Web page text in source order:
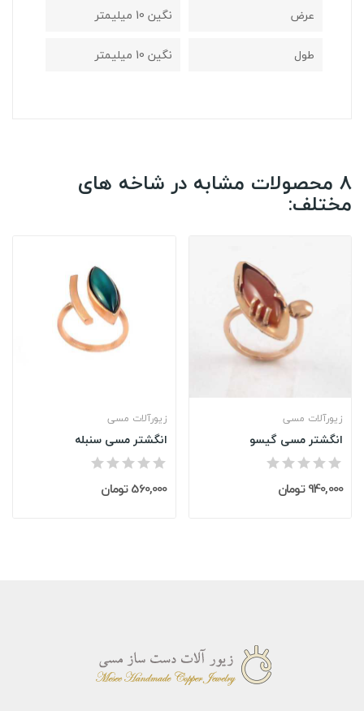
عرض
نگین 10 میلیمتر
طول
نگین 10 میلیمتر
8 محصولات مشابه در شاخه های
مختلف:
زیورآلات مسی
انگشتر مسی سنبله
560,000 تومان
زیورآلات مسی
انگشتر مسی گیسو
940,000 تومان